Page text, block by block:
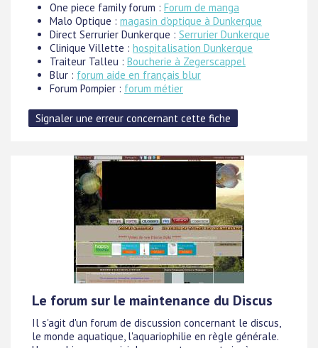
One piece family forum : Forum de manga
Malo Optique : magasin d'optique à Dunkerque
Direct Serrurier Dunkerque : Serrurier Dunkerque
Clinique Villette : hospitalisation Dunkerque
Traiteur Talleu : Boucherie à Zegerscappel
Blur : forum aide en français blur
Forum Pompier : forum métier
Le forum sur le maintenance du Discus
Il s'agit d'un forum de discussion concernant le discus,
le monde aquatique, l'aquariophilie en règle générale.